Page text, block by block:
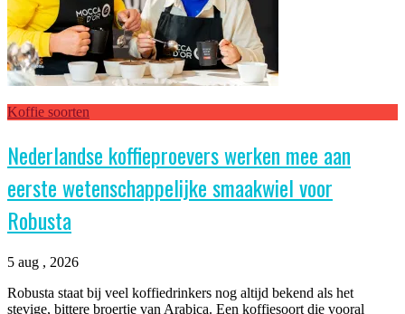
Koffie soorten
Nederlandse koffieproevers werken mee aan
eerste wetenschappelijke smaakwiel voor
Robusta
5 aug , 2026
Robusta staat bij veel koffiedrinkers nog altijd bekend als het
stevige, bittere broertje van Arabica. Een koffiesoort die vooral